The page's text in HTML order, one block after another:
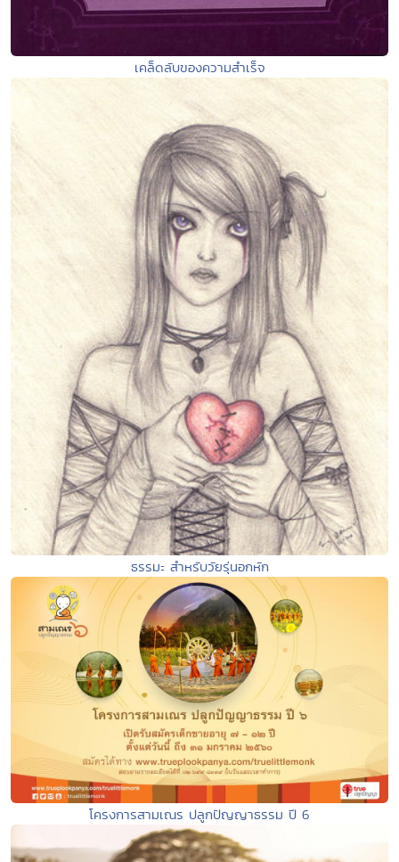
เคล็ดลับของความสำเร็จ
ธรรมะ สำหรับวัยรุ่นอกหัก
โครงการสามเณร ปลูกปัญญาธรรม ปี 6